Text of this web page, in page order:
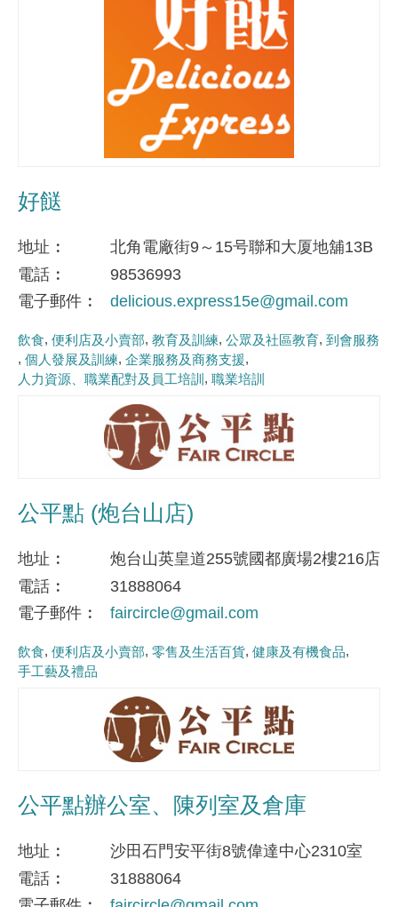
好餸
地址
北角電廠街9～15号聯和大厦地舖13B
電話
98536993
電子郵件
delicious.express15e@gmail.com
飲食 便利店及小賣部 教育及訓練 公眾及社區教育 到會服務
個人發展及訓練 企業服務及商務支援
人力資源、職業配對及員工培訓
職業培訓
公平點 (炮台山店)
地址
炮台山英皇道255號國都廣場2樓216店
電話
31888064
電子郵件
faircircle@gmail.com
飲食 便利店及小賣部 零售及生活百貨 健康及有機食品
手工藝及禮品
公平點辦公室、陳列室及倉庫
地址
沙田石門安平街8號偉達中心2310室
電話
31888064